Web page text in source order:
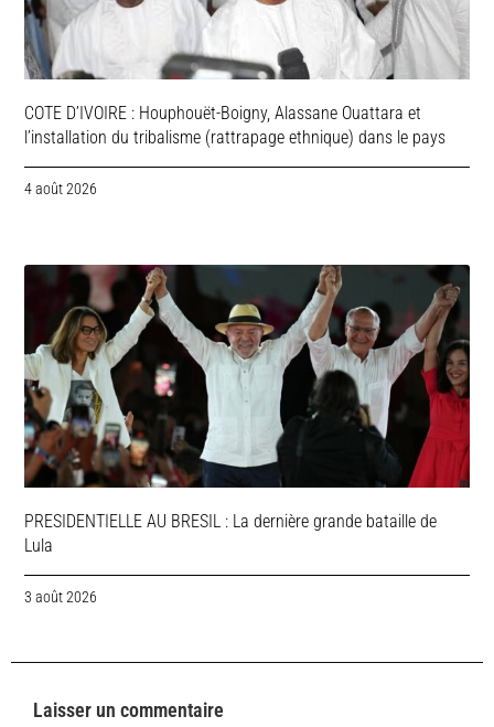
COTE D’IVOIRE : Houphouët-Boigny, Alassane Ouattara et
l’installation du tribalisme (rattrapage ethnique) dans le pays
4 août 2026
PRESIDENTIELLE AU BRESIL : La dernière grande bataille de
Lula
3 août 2026
Laisser un commentaire